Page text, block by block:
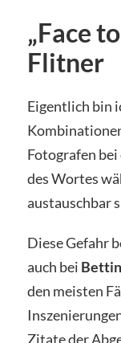
„Face
Flitner
Eigentlich bin
Fotografen
des Wortes
austauschbar
Diese Gefahr
auch bei
den meisten
Zitate der